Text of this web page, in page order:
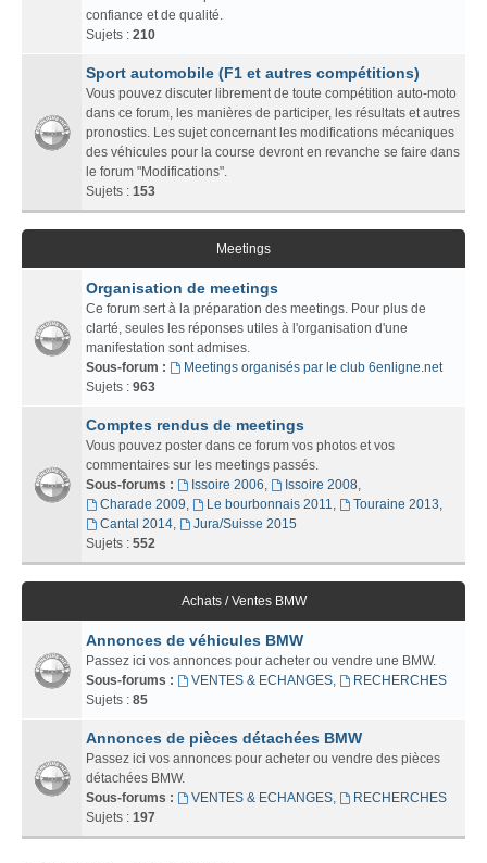
confiance et de qualité.
Sujets : 210
Sport automobile (F1 et autres compétitions)
Vous pouvez discuter librement de toute compétition auto-moto
dans ce forum, les manières de participer, les résultats et autres
pronostics. Les sujet concernant les modifications mécaniques
des véhicules pour la course devront en revanche se faire dans
le forum "Modifications".
Sujets : 153
Meetings
Organisation de meetings
Ce forum sert à la préparation des meetings. Pour plus de
clarté, seules les réponses utiles à l'organisation d'une
manifestation sont admises.
Sous-forum :
Meetings organisés par le club 6enligne.net
Sujets : 963
Comptes rendus de meetings
Vous pouvez poster dans ce forum vos photos et vos
commentaires sur les meetings passés.
Sous-forums :
Issoire 2006, Issoire 2008,
Charade 2009, Le bourbonnais 2011, Touraine 2013,
Cantal 2014,
Jura/Suisse 2015
Sujets : 552
Achats / Ventes BMW
Annonces de véhicules BMW
Passez ici vos annonces pour acheter ou vendre une BMW.
Sous-forums :
VENTES & ECHANGES,
RECHERCHES
Sujets : 85
Annonces de pièces détachées BMW
Passez ici vos annonces pour acheter ou vendre des pièces
détachées BMW.
Sous-forums :
VENTES & ECHANGES,
RECHERCHES
Sujets : 197